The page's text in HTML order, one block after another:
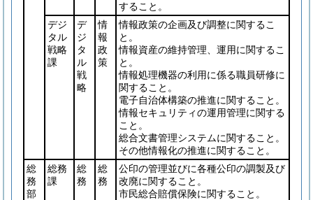
すること。
デジ
タル
戦略
課
デ
ジ
タ
ル
戦
略
情
報
政
策
情報政策の企画及び調整に関するこ
と。
情報資産の維持管理、運用に関するこ
と。
情報処理機器の利用に係る職員研修に
関すること。
電子自治体構築の推進に関すること。
情報セキュリティの運用管理に関する
こと。
総合文書管理システムに関すること。
その他情報化の推進に関すること。
総
務
部
総務
課
総
務
総
務
公印の管理並びに各種公印の調製及び
改廃に関すること。
市民総合賠償保険に関すること。